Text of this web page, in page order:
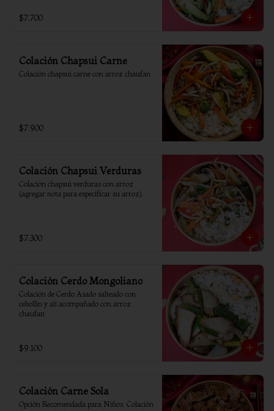
$7.700
Colación Chapsui Carne
Colación chapsui carne con arroz chaufan
$7.900
Colación Chapsui Verduras
Colación chapsui verduras con arroz
(agregar nota para especificar su arroz).
$7.300
Colación Cerdo Mongoliano
Colación de Cerdo Asado salteado con
cebollín y ají acompañado con arroz
chaufan
$9.100
Colación Carne Sola
Opción Recomendada para Niños. Colación